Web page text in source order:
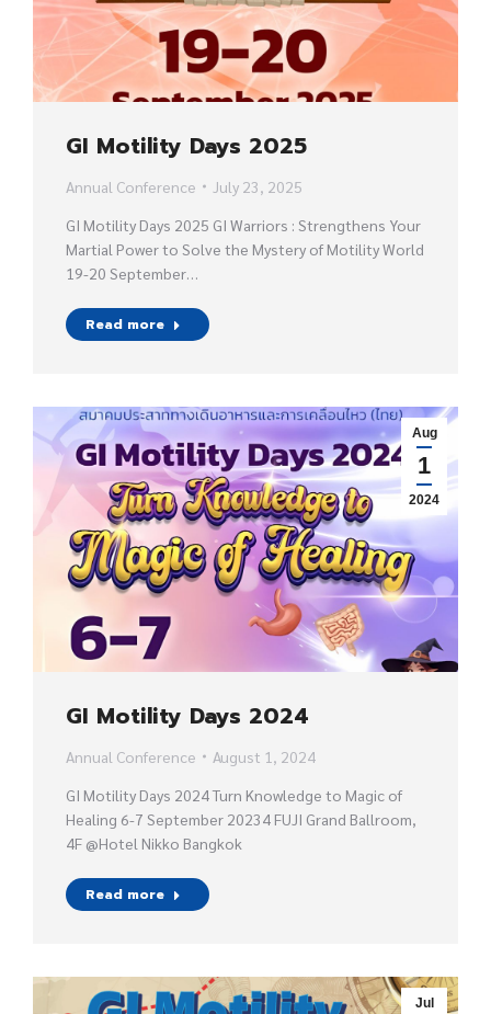
GI Motility Days 2025
Annual Conference
July 23, 2025
GI Motility Days 2025 GI Warriors : Strengthens Your
Martial Power to Solve the Mystery of Motility World
19-20 September…
Read more
Aug
1
2024
GI Motility Days 2024
Annual Conference
August 1, 2024
GI Motility Days 2024 Turn Knowledge to Magic of
Healing 6-7 September 20234 FUJI Grand Ballroom,
4F @Hotel Nikko Bangkok
Read more
Jul